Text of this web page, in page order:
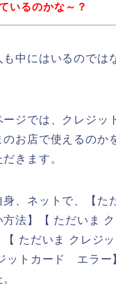
いるのかな～？
中にはいるのでは
ジでは、クレジッ
お店で使えるのか
きます。
身、ネットで、【た
法】【 ただいま
ただいま クレジッ
ットカード エラー